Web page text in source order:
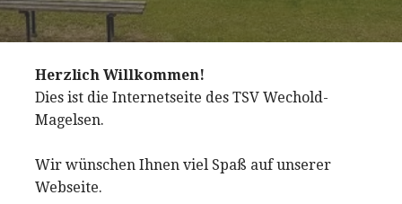
Herzlich Willkommen!
Dies ist die Internetseite des TSV Wechold-
Magelsen.
Wir wünschen Ihnen viel Spaß auf unserer
Webseite.